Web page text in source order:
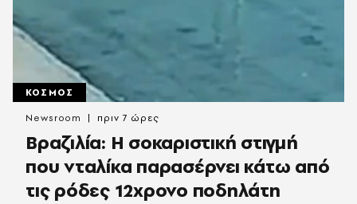
ΚΟΣΜΟΣ
Βραζιλία: Η σοκαριστική στιγμή
που νταλίκα παρασέρνει κάτω από
τις ρόδες 12χρονο ποδηλάτη
Newsroom πριν 7 ώρες